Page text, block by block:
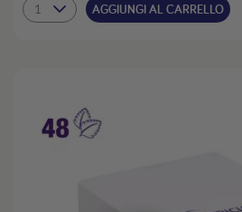
AGGIUNGI AL CARRELLO